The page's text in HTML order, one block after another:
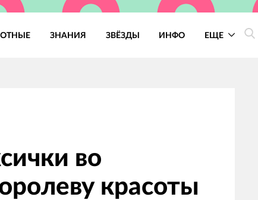
ЗНАНИЯ ЗВЁЗДЫ ИНФО ЕЩЕ
во
красоты